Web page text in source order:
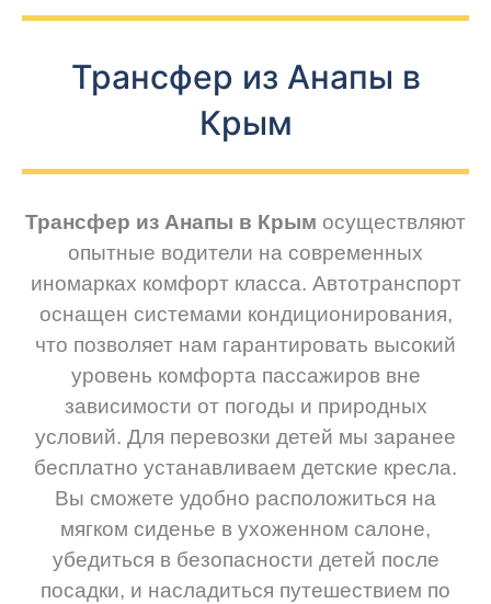
Трансфер из Анапы в
Крым
Трансфер из Анапы в Крым осуществляют
опытные водители на современных
иномарках комфорт класса. Автотранспорт
оснащен системами кондиционирования,
что позволяет нам гарантировать высокий
уровень комфорта пассажиров вне
зависимости от погоды и природных
условий. Для перевозки детей мы заранее
бесплатно устанавливаем детские кресла.
Вы сможете удобно расположиться на
мягком сиденье в ухоженном салоне,
убедиться в безопасности детей после
посадки, и насладиться путешествием по